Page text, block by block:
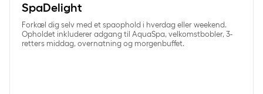
SpaDelight
Forkæl dig selv med et spaophold i hverdag eller weekend.
Opholdet inkluderer adgang til AquaSpa, velkomstbobler, 3-
retters middag, overnatning og morgenbuffet.